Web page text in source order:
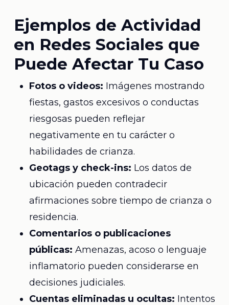
Ejemplos de Actividad
en Redes Sociales que
Puede Afectar Tu Caso
Fotos o videos: Imágenes mostrando
fiestas, gastos excesivos o conductas
riesgosas pueden reflejar
negativamente en tu carácter o
habilidades de crianza.
Geotags y check-ins: Los datos de
ubicación pueden contradecir
afirmaciones sobre tiempo de crianza o
residencia.
Comentarios o publicaciones
públicas: Amenazas, acoso o lenguaje
inflamatorio pueden considerarse en
decisiones judiciales.
Cuentas eliminadas u ocultas: Intentos